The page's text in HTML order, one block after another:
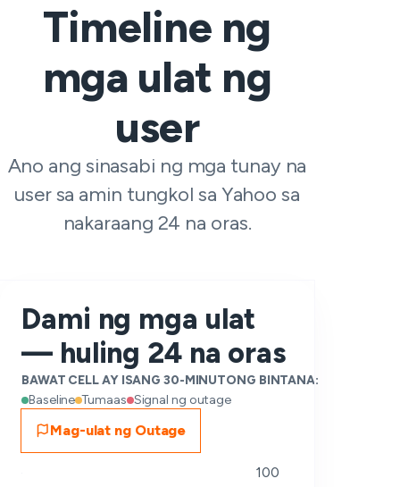
Timeline ng
mga ulat ng
user
Ano ang sinasabi ng mga tunay na
user sa amin tungkol sa Yahoo sa
nakaraang 24 na oras.
Dami ng mga ulat
— huling 24 na oras
BAWAT CELL AY ISANG 30-MINUTONG BINTANA:
Baseline Tumaas Signal ng outage
Mag-ulat ng Outage
100